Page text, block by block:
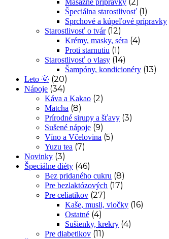
Masážne prípravky
Špeciálna starostlivosť (1)
Sprchové a kúpeľové prípravky
Starostlivosť o tvár (12)
Krémy, masky, séra (4)
Proti starnutiu (1)
Starostlivosť o vlasy (14)
Šampóny, kondicionéry (13)
Leto 🌞 (20)
Nápoje (34)
Káva a Kakao (2)
Matcha (8)
Prírodné sirupy a šťavy (3)
Sušené nápoje (9)
Víno a Včelovina (5)
Yuzu tea (7)
Novinky (3)
Špeciálne diéty (46)
Bez pridaného cukru (8)
Pre bezlaktózových (17)
Pre celiatikov (27)
Kaše, musli, vločky (16)
Ostatné (4)
Sušienky, krekry (4)
Pre diabetikov (11)